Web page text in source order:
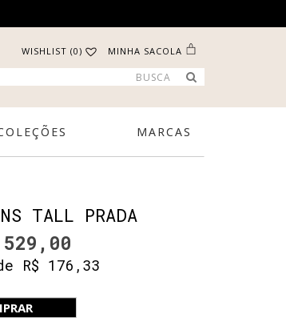
WISHLIST (0) MINHA SACOLA
MARCAS
TALL PRADA
529,00
R$ 176,33